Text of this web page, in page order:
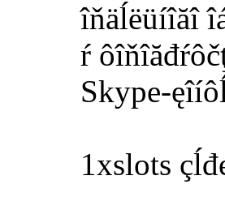
îňäĺëüíîăî
ŕ
Skype-
1xslots